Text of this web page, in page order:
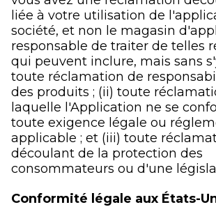
liée à votre utilisation de
société, et non le magasin
responsable de traiter de telles
qui peuvent inclure, mais sans
toute réclamation de
des produits ; (ii) toute
laquelle l'Application ne se
toute exigence légale ou
applicable ; et (iii) toute
découlant de la protection des
consommateurs ou d'une
Conformité légale aux États-